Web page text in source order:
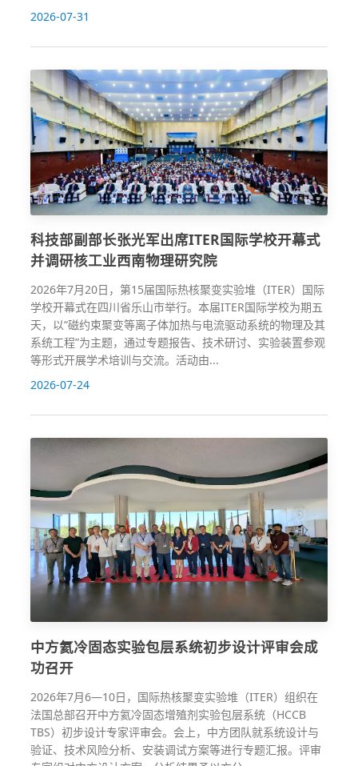
2026-07-31
科技部副部长张光军出席ITER国际学校开幕式
并调研核工业西南物理研究院
2026年7月20日，第15届国际热核聚变实验堆（ITER）国际
学校开幕式在四川省乐山市举行。本届ITER国际学校为期五
天，以“磁约束聚变等离子体加热与电流驱动系统的物理及其
系统工程”为主题，通过专题报告、技术研讨、实验装置参观
等形式开展学术培训与交流。活动由...
2026-07-24
中方氦冷固态实验包层系统初步设计评审会成
功召开
2026年7月6—10日，国际热核聚变实验堆（ITER）组织在
法国总部召开中方氦冷固态增殖剂实验包层系统（HCCB
TBS）初步设计专家评审会。会上，中方团队就系统设计与
验证、技术风险分析、安装调试方案等进行专题汇报。评审